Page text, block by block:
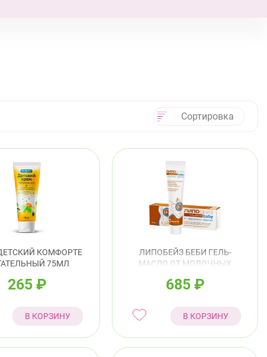
Сортировка
КОМФОРТЕ
75МЛ
265 ₽
В КОРЗИНУ
ЛИПОБЕЙЗ БЕБИ ГЕЛЬ-
МАСЛО ОТ МОЛОЧНЫХ
685 ₽
В КОРЗИНУ